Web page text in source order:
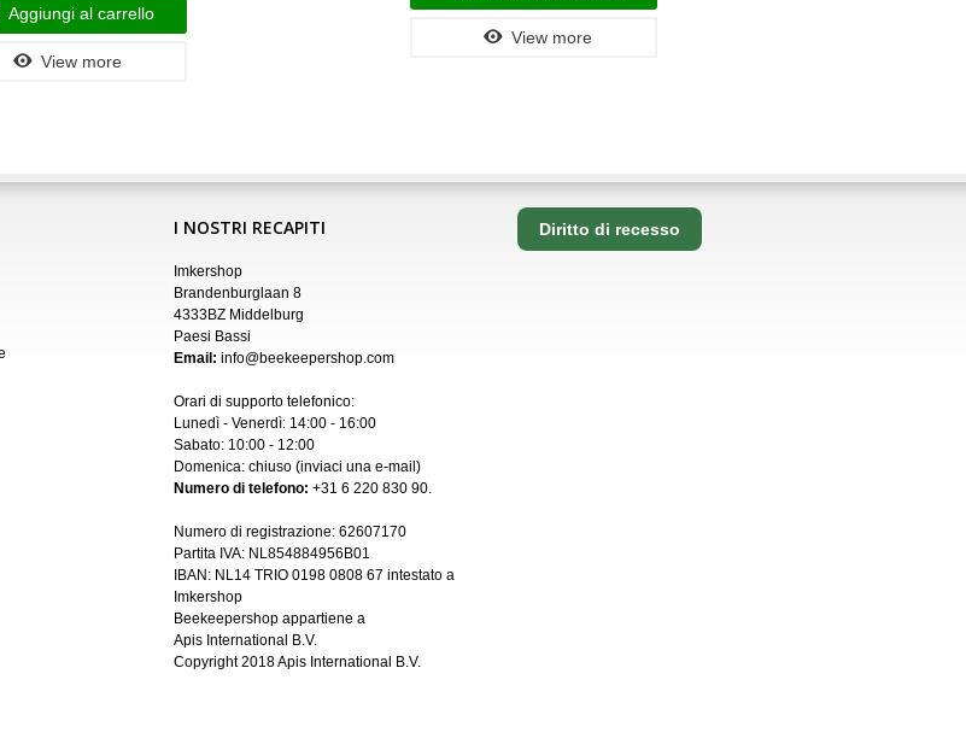
Aggiungi al carrello
View more
View more
I NOSTRI RECAPITI
Imkershop
Brandenburglaan 8
4333BZ Middelburg
Paesi Bassi
Email: info@beekeepershop.com
Orari di supporto telefonico:
Lunedì - Venerdì: 14:00 - 16:00
Sabato: 10:00 - 12:00
Domenica: chiuso (inviaci una e-mail )
Numero di telefono: +31 6 220 830 90.
Numero di registrazione: 62607170
Partita IVA: NL854884956B01
IBAN: NL14 TRIO 0198 0808 67 intestato a
Imkershop
Beekeepershop appartiene a
Apis International B.V.
Copyright 2018Apis International B.V.
Diritto di recesso